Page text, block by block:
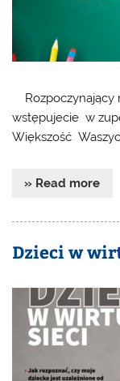
Rozpoczynający
wstępujecie w
Większość
» Read more
Dzieci w